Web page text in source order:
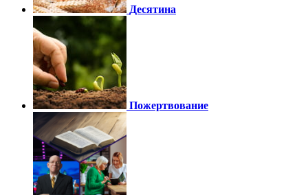
Десятина
Пожертвование